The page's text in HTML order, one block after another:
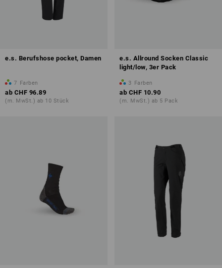
e.s. Berufshose pocket, Damen
7 Farben
ab CHF 96.89
(m. MwSt.) ab 10 Stück
e.s. Allround Socken Classic
light/low, 3er Pack
3 Farben
ab CHF 10.90
(m. MwSt.) ab 5 Pack